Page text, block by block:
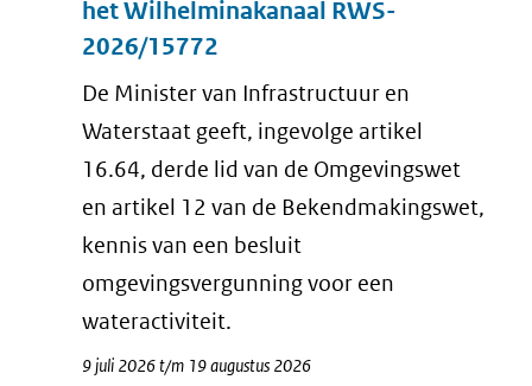
het Wilhelminakanaal RWS-
2026/15772
De Minister van Infrastructuur en
Waterstaat geeft, ingevolge artikel
16.64, derde lid van de Omgevingswet
en artikel 12 van de Bekendmakingswet,
kennis van een besluit
omgevingsvergunning voor een
wateractiviteit.
9 juli 2026 t/m 19 augustus 2026